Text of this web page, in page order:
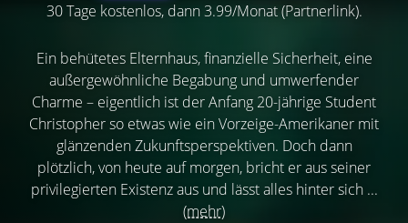
30 Tage kostenlos, dann 3.99/Monat (Partnerlink).
Ein behütetes Elternhaus, finanzielle Sicherheit, eine
außergewöhnliche Begabung und umwerfender
Charme – eigentlich ist der Anfang 20-jährige Student
Christopher so etwas wie ein Vorzeige-Amerikaner mit
glänzenden Zukunftsperspektiven. Doch dann
plötzlich, von heute auf morgen, bricht er aus seiner
privilegierten Existenz aus und lässt alles hinter sich ...
(mehr)